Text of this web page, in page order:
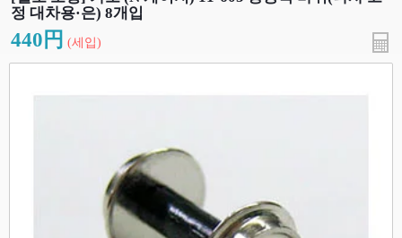
정 대차용·은) 8개입
440円 (세입)